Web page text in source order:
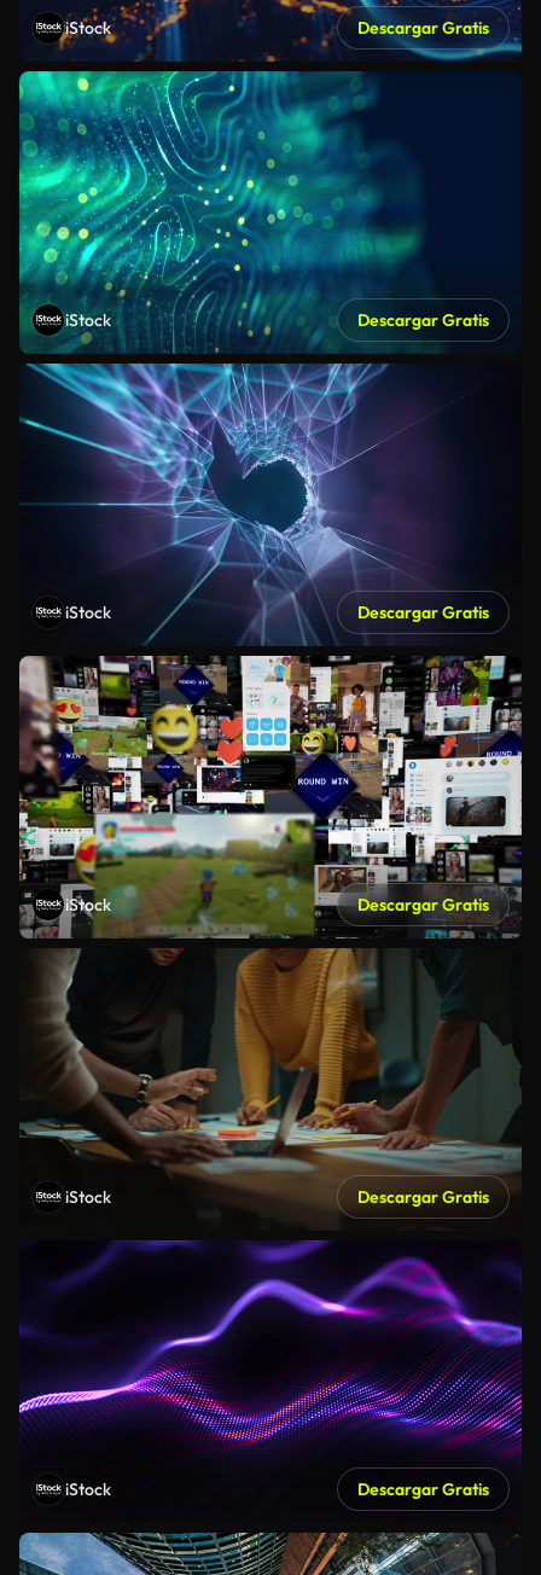
iStock Descargar Gratis
iStock Descargar Gratis
iStock Descargar Gratis
iStock Descargar Gratis
iStock Descargar Gratis
iStock Descargar Gratis